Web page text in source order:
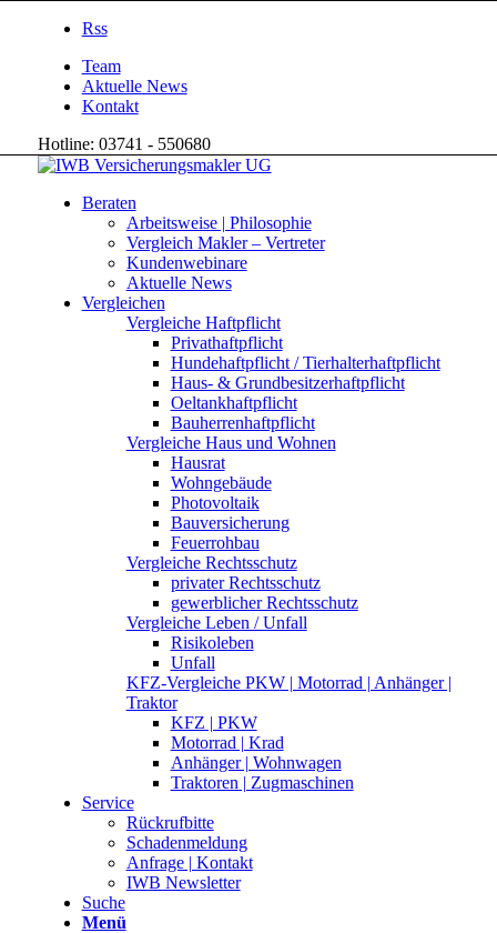
Rss
Team
Aktuelle News
Kontakt
Hotline: 03741 - 550680
Beraten
Arbeitsweise | Philosophie
Vergleich Makler – Vertreter
Kundenwebinare
Aktuelle News
Vergleichen
Vergleiche Haftpflicht
Privathaftpflicht
Hundehaftpflicht / Tierhalterhaftpflicht
Haus- & Grundbesitzerhaftpflicht
Oeltankhaftpflicht
Bauherrenhaftpflicht
Vergleiche Haus und Wohnen
Hausrat
Wohngebäude
Photovoltaik
Bauversicherung
Feuerrohbau
Vergleiche Rechtsschutz
privater Rechtsschutz
gewerblicher Rechtsschutz
Vergleiche Leben / Unfall
Risikoleben
Unfall
KFZ-Vergleiche PKW | Motorrad | Anhänger |
Traktor
KFZ | PKW
Motorrad | Krad
Anhänger | Wohnwagen
Traktoren | Zugmaschinen
Service
Rückrufbitte
Schadenmeldung
Anfrage | Kontakt
IWB Newsletter
Suche
Menü